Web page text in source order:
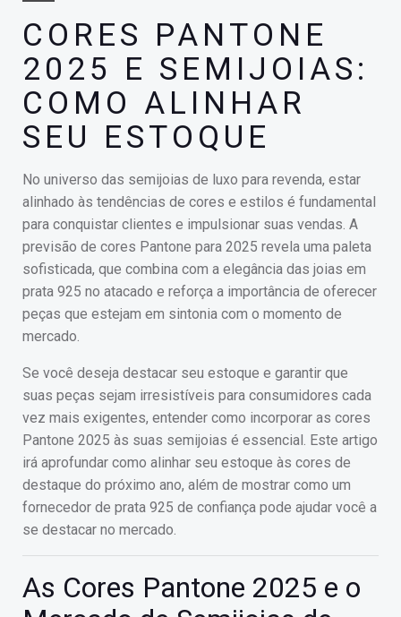
CORES PANTONE
2025 E SEMIJOIAS:
COMO ALINHAR
SEU ESTOQUE
No universo das semijoias de luxo para revenda, estar
alinhado às tendências de cores e estilos é fundamental
para conquistar clientes e impulsionar suas vendas. A
previsão de cores Pantone para 2025 revela uma paleta
sofisticada, que combina com a elegância das joias em
prata 925 no atacado e reforça a importância de oferecer
peças que estejam em sintonia com o momento de
mercado.
Se você deseja destacar seu estoque e garantir que
suas peças sejam irresistíveis para consumidores cada
vez mais exigentes, entender como incorporar as cores
Pantone 2025 às suas semijoias é essencial. Este artigo
irá aprofundar como alinhar seu estoque às cores de
destaque do próximo ano, além de mostrar como um
fornecedor de prata 925 de confiança pode ajudar você a
se destacar no mercado.
As Cores Pantone 2025 e o